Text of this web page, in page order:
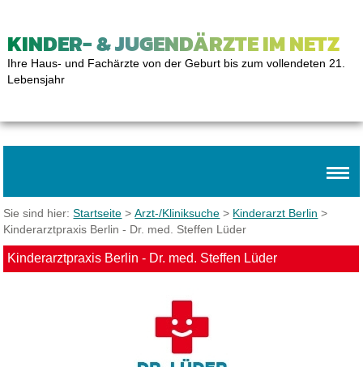
KINDER- & JUGENDÄRZTE IM NETZ
Ihre Haus- und Fachärzte von der Geburt bis zum vollendeten 21.
Lebensjahr
Sie sind hier:Startseite >Arzt-/Kliniksuche > Kinderarzt Berlin >
Kinderarztpraxis Berlin - Dr. med. Steffen Lüder
Kinderarztpraxis Berlin - Dr. med. Steffen Lüder